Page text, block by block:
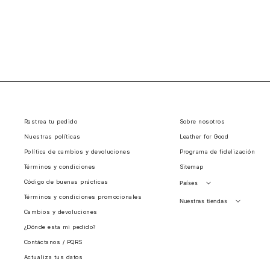
Rastrea tu pedido
Nuestras políticas
Política de cambios y devoluciones
Términos y condiciones
Código de buenas prácticas
Términos y condiciones promocionales
Cambios y devoluciones
¿Dónde esta mi pedido?
Contáctanos / PQRS
Actualiza tus datos
Sobre nosotros
Leather for Good
Programa de fidelización
Sitemap
Países
Perú
Nuestras tiendas